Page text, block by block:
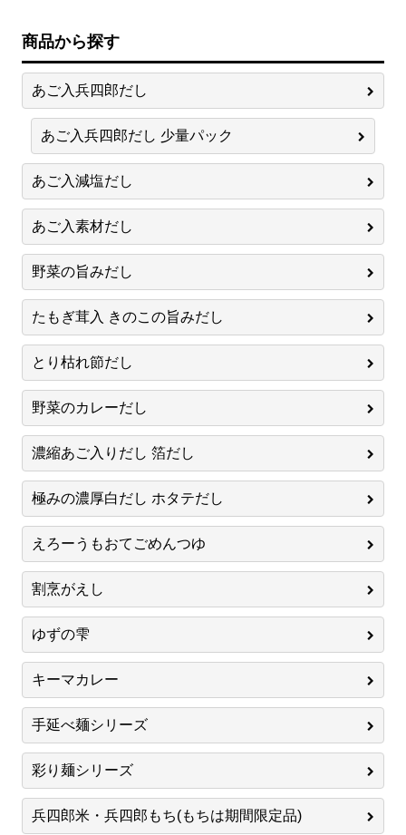
商品から探す
あご入兵四郎だし
あご入兵四郎だし 少量パック
あご入減塩だし
あご入素材だし
野菜の旨みだし
たもぎ茸入 きのこの旨みだし
とり枯れ節だし
野菜のカレーだし
濃縮あご入りだし 箔だし
極みの濃厚白だし ホタテだし
えろーうもおてごめんつゆ
割烹がえし
ゆずの雫
キーマカレー
手延べ麺シリーズ
彩り麺シリーズ
兵四郎米・兵四郎もち(もちは期間限定品)